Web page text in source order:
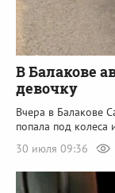
В Балакове
девочку
Вчера в Балакове
попала под колеса
30 июля 09:36